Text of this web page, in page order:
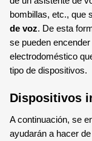
bombillas, etc., que
de voz. De esta
se pueden
electrodoméstico
tipo de dispositivos.
Dispositivos
A continuación, se
ayudarán a hacer